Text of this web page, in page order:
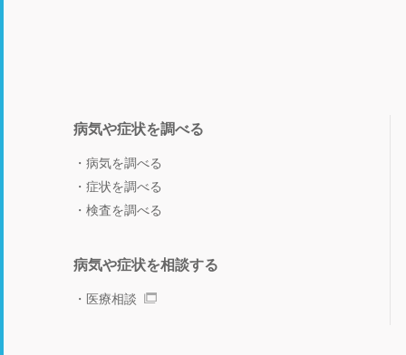
病気や症状を調べる
病気を調べる
症状を調べる
検査を調べる
病気や症状を相談する
医療相談